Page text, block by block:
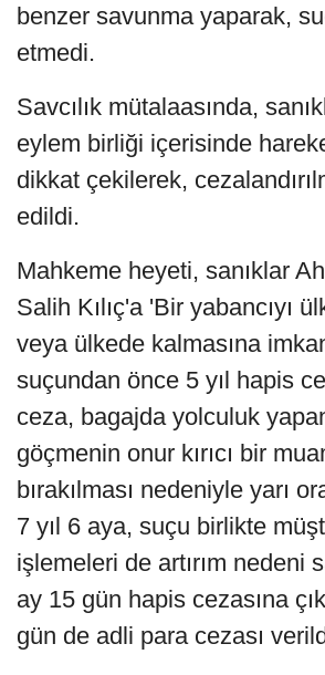
benzer savunma yaparak,
etmedi.
Savcılık mütalaasında,
eylem birliği içerisinde
dikkat çekilerek,
edildi.
Mahkeme heyeti, sanıklar
Salih Kılıç'a 'Bir yabancıyı
veya ülkede kalmasına
suçundan önce 5 yıl hapis
ceza, bagajda yolculuk
göçmenin onur kırıcı bir
bırakılması nedeniyle yarı
7 yıl 6 aya, suçu birlikte
işlemeleri de artırım nedeni
ay 15 gün hapis cezasına
gün de adli para cezası